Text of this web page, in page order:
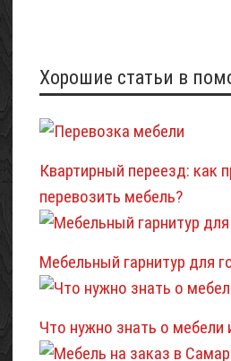
Хорошие статьи в
Квартирный переезд: как
перевозить мебель?
Мебельный гарнитур для
Что нужно знать о мебели